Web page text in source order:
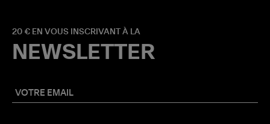
20 € EN VOUS INSCRIVANT À LA
NEWSLETTER